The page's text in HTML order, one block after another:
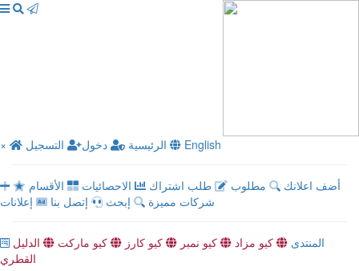
× الرئيسية دخول التسجيل English
أضف اعلانك مطلوب طلب اشتراك الاحصائيات
الأقسام
شركات مميزة
إبحث إتصل بنا إعلانات
المنتدى كيو مزاد كيو نمبر كيو كارز كيو ماركت
الدليل
القطري